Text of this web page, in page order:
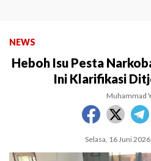
NEWS
Heboh Isu Pesta
Ini Klarifikasi
Muhammad
Selasa, 16 Juni